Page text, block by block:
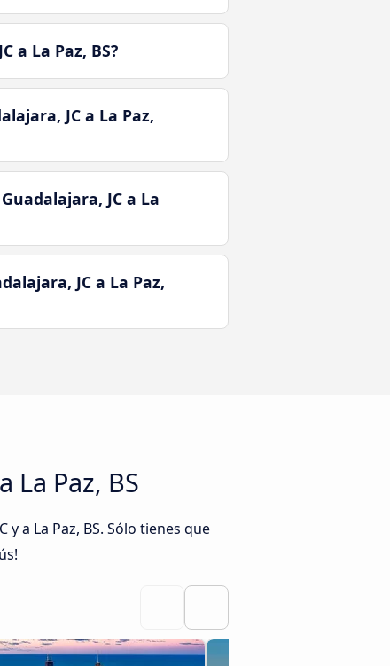
a La Paz, BS?
JC a La Paz,
JC a La
JC a La Paz,
La Paz, BS
a La Paz, BS. Sólo tienes que